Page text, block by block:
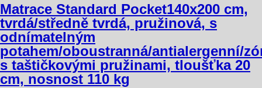
Matrace Standard Pocket140x200 cm,
tvrdá/středně tvrdá, pružinová, s
odnímatelným
potahem/oboustranná/antialergenní/
s taštičkovými pružinami, tloušťka 20
cm, nosnost 110 kg